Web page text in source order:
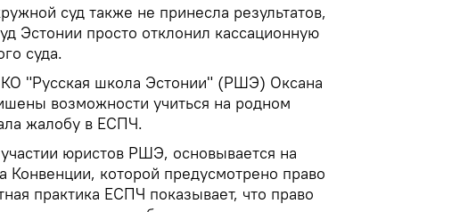
суд также не принесла результатов,
Эстонии просто отклонил кассационную
суда.
"Русская школа Эстонии" (РШЭ) Оксана
возможности учиться на родном
жалобу в ЕСПЧ.
юристов РШЭ, основывается на
Конвенции, которой предусмотрено право
практика ЕСПЧ показывает, что право